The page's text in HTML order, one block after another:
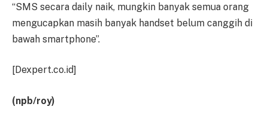
“SMS secara daily naik, mungkin banyak semua orang
mengucapkan masih banyak handset belum canggih di
bawah smartphone”.
[Dexpert.co.id]
(npb/roy)